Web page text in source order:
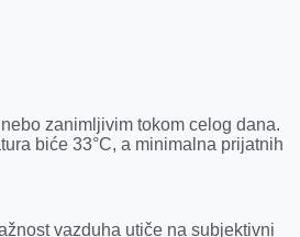
zanimljivim tokom celog dana.
biće 33°C, a minimalna prijatnih
vazduha utiče na subjektivni